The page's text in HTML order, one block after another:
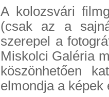
A kolozsvári
(csak az a
szerepel a
Miskolci Galéria
köszönhetően
elmondja a képek